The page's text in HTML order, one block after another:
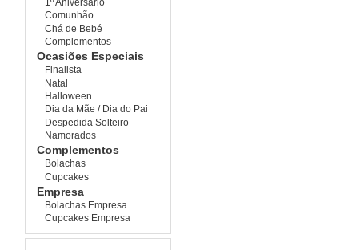
1º Aniversário
Comunhão
Chá de Bebé
Complementos
Ocasiões Especiais
Finalista
Natal
Halloween
Dia da Mãe / Dia do Pai
Despedida Solteiro
Namorados
Complementos
Bolachas
Cupcakes
Empresa
Bolachas Empresa
Cupcakes Empresa